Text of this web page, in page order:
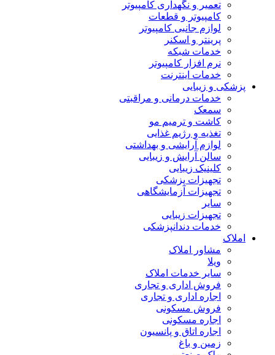
تعمیر و نگهداری کامپیوتر
کامپیوتر و قطعات
لوازم جانبی کامپیوتر
پرینتر و اسکنر
خدمات شبکه
نرم افزار کامپیوتر
خدمات اینترنت
پزشکی و زیبایی
خدمات درمانی و مراقبتی
سمعک
کاشت و ترمیم مو
تغذیه و رژیم غذایی
لوازم آرایشی و بهداشتی
سالن آرایش و زیبایی
کلینیک زیبایی
تجهیزات پزشکی
تجهیزات آزمایشگاهی
سایر
تجهیزات زیبایی
خدمات دندانپزشکی
املاک
مشاور املاک
ویلا
سایر خدمات املاک
فروش اداری و تجاری
اجاره اداری و تجاری
فروش مسکونی
اجاره مسکونی
اجاره اتاق و پانسیون
زمین و باغ